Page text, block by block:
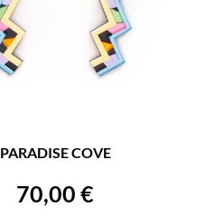
PARADISE COVE
70,00€